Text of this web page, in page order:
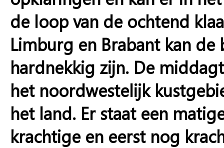
de loop van de ochtend
Limburg en Brabant kan
hardnekkig zijn. De
het noordwestelijk
het land. Er staat een
krachtige en eerst nog